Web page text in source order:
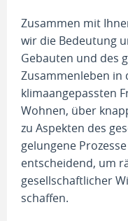
Zusammen mit
wir die Bedeutung
Gebauten und des
Zusammenleben in
klimaangepassten
Wohnen, über
zu Aspekten des
gelungene
entscheidend, um
gesellschaftlicher
schaffen.